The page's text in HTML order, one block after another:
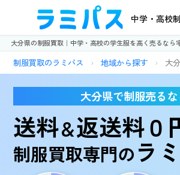
大分県の制服買取｜中学・高校の学生服を高く売るなら
中学・高校
制服買取のラミパス › 地域から探す › 大
大分県で制服売るな
送料＆返送料０
制服買取専門のラ